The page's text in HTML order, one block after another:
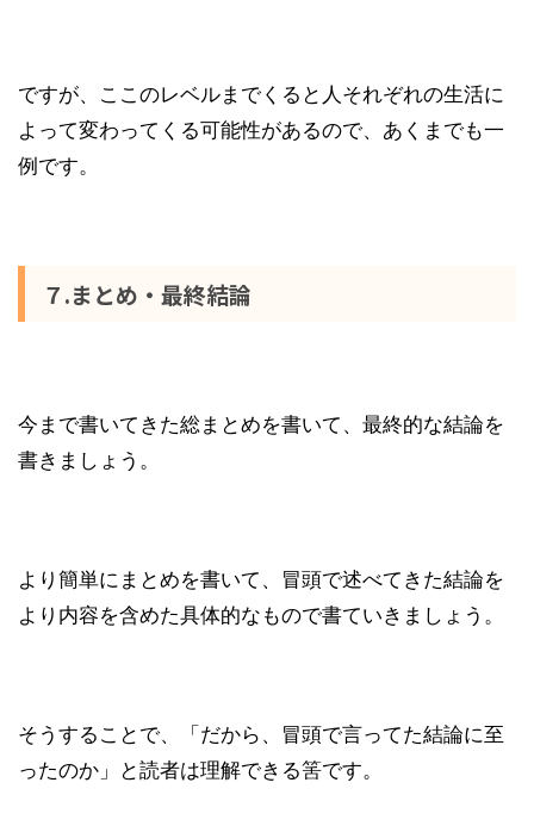
ですが、ここのレベルまでくると人それぞれの生活に
よって変わってくる可能性があるので、あくまでも一
例です。
７.まとめ・最終結論
今まで書いてきた総まとめを書いて、最終的な結論を
書きましょう。
より簡単にまとめを書いて、冒頭で述べてきた結論を
より内容を含めた具体的なもので書ていきましょう。
そうすることで、「だから、冒頭で言ってた結論に至
ったのか」と読者は理解できる筈です。